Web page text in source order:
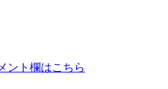
ント欄はこちら